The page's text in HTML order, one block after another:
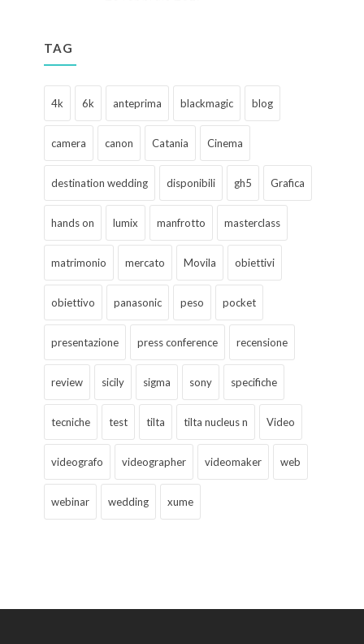
TAG
4k 6k anteprima blackmagic blog
camera canon Catania Cinema
destination wedding disponibili gh5 Grafica
hands on lumix manfrotto masterclass
matrimonio mercato Movila obiettivi
obiettivo panasonic peso pocket
presentazione press conference recensione
review sicily sigma sony specifiche
tecniche test tilta tilta nucleus n Video
videografo videographer videomaker web
webinar wedding xume